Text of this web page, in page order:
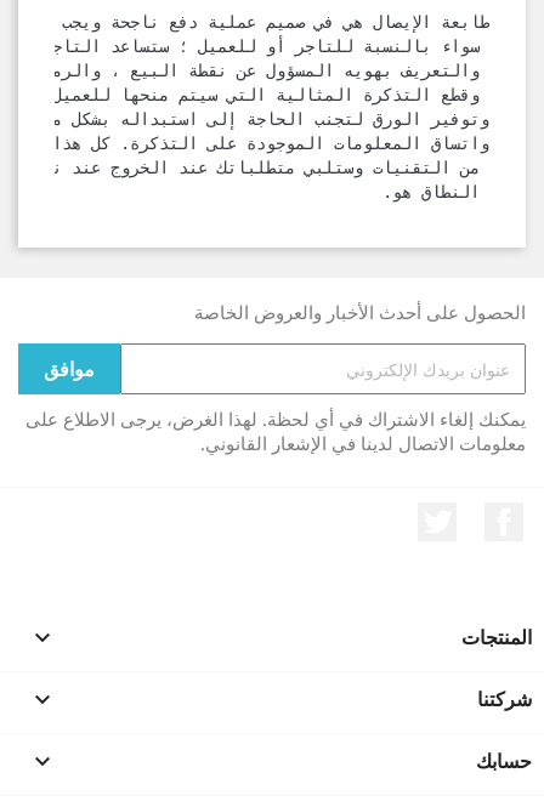
طابعة الإيصال هي في صميم عملية دفع ناجحة ويجب أن
سواء بالنسبة للتاجر أو للعميل ؛ ستساعد التاجر في
والتعريف بهويه المسؤول عن نقطة البيع ، والرموز
وقطع التذكرة المثالية التي سيتم منحها للعميل ،
وتوفير الورق لتجنب الحاجة إلى استبداله بشكل
واتساق المعلومات الموجودة على التذكرة. كل هذا
من التقنيات وستلبي متطلباتك عند الخروج عند نقطة
النطاق هو.
الحصول على أحدث الأخبار والعروض الخاصة
يمكنك إلغاء الاشتراك في أي لحظة. لهذا الغرض، يرجى الاطلاع على
معلومات الاتصال لدينا في الإشعار القانوني.
المنتجات 
شركتنا 
حسابك 